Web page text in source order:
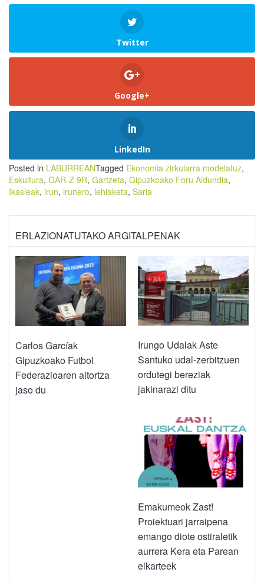
Twitter
Google+
LinkedIn
Posted in LABURREANTagged Ekonomia zirkularra modelatuz,
Eskultura, GAR-Z 9R, Gartzeta, Gipuzkoako Foru Aldundia,
Ikasleak, irun, irunero, lehiaketa, Saria
ERLAZIONATUTAKO ARGITALPENAK
Carlos Garcíak
Gipuzkoako Futbol
Federazioaren aitortza
jaso du
Irungo Udalak Aste
Santuko udal-zerbitzuen
ordutegi bereziak
jakinarazi ditu
Emakumeok Zast!
Proiektuari jarraipena
emango diote ostiraletik
aurrera Kera eta Parean
elkarteek